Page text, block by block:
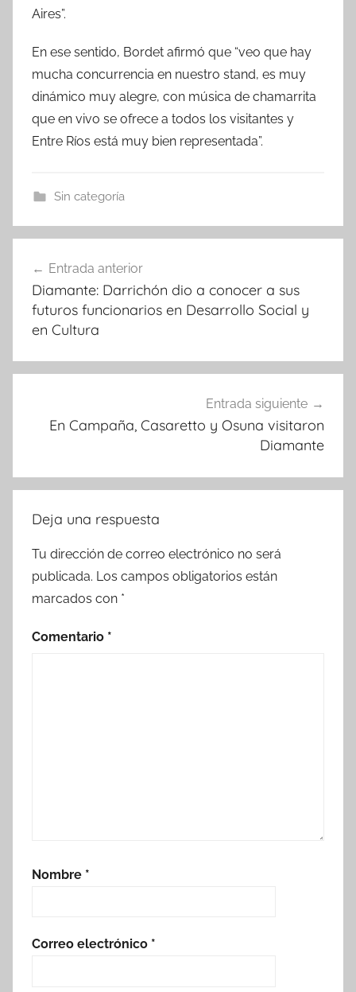
Aires”.
En ese sentido, Bordet afirmó que “veo que hay
mucha concurrencia en nuestro stand, es muy
dinámico muy alegre, con música de chamarrita
que en vivo se ofrece a todos los visitantes y
Entre Ríos está muy bien representada”.
Sin categoría
de
entradas
Entrada anterior
Diamante: Darrichón dio a conocer a sus
futuros funcionarios en Desarrollo Social y
en Cultura
Entrada siguiente
En Campaña, Casaretto y Osuna visitaron
Diamante
Deja una respuesta
Tu dirección de correo electrónico no será
publicada. Los campos obligatorios están
marcados con *
Comentario *
Nombre *
Correo electrónico *